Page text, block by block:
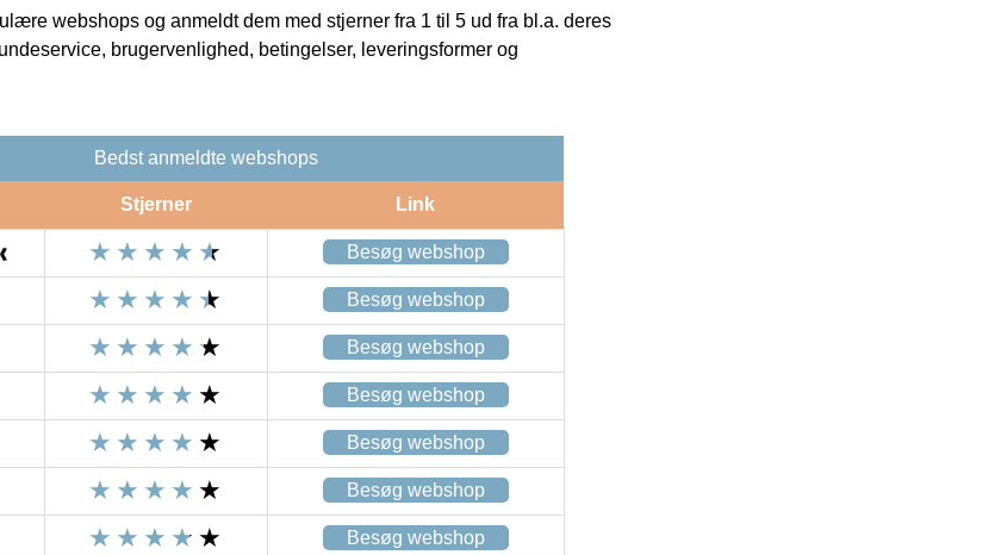
webshops og anmeldt dem med stjerner fra 1 til 5 ud fra bl.a. deres
brugervenlighed, betingelser, leveringsformer og
Bedst anmeldte webshops
Stjerner Link
Besøg webshop
Besøg webshop
Besøg webshop
Besøg webshop
Besøg webshop
Besøg webshop
Besøg webshop